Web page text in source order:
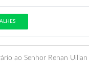
ao Senhor Renan